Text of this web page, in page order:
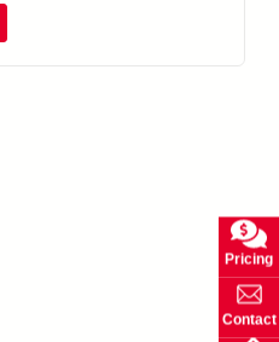
Pricing
Contact